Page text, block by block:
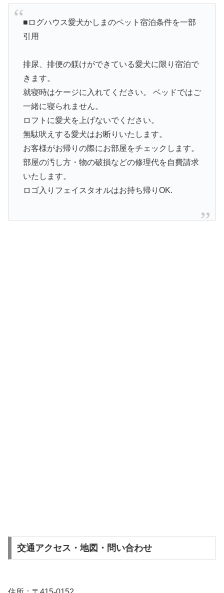
■ログハウス愛犬かしまのペット宿泊条件を一部
引用
排尿、排便の躾けができている愛犬に限り宿泊で
きます。
就寝時はケージに入れてください。 ベッドではご
一緒に寝られません。
ロフトに愛犬を上げないでください。
無駄吠えする愛犬はお断りいたします。
お客様がお帰りの際にお部屋をチェックします。
部屋の汚し方・物の破損などの修理代を自費請求
いたします。
ロゴ入りフェイスタオルはお持ち帰りOK.
交通アクセス・地図・問い合わせ